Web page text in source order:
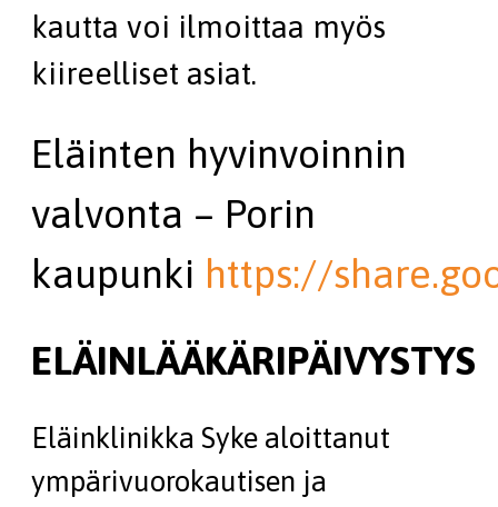
kautta voi ilmoittaa myös
kiireelliset asiat.
Eläinten hyvinvoinnin
valvonta – Porin
kaupunki https://
ELÄINLÄÄKÄRIPÄIVYSTYS
Eläinklinikka Syke aloittanut
ympärivuorokautisen ja